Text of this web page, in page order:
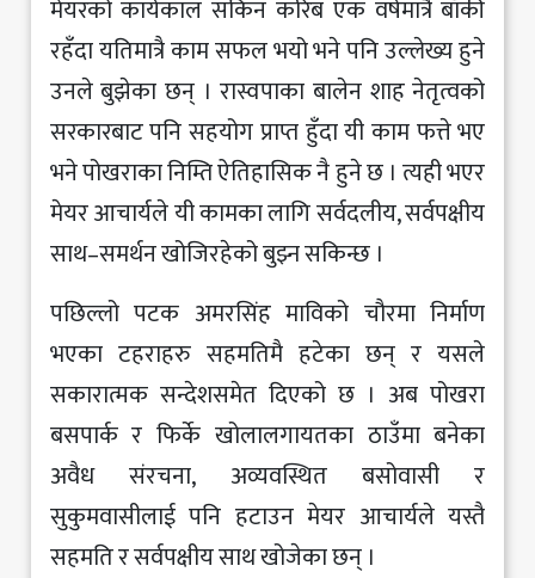
मेयरको कार्यकाल सकिन करिब एक वर्षमात्रै बाँकी
रहँदा यतिमात्रै काम सफल भयो भने पनि उल्लेख्य हुने
उनले बुझेका छन् । रास्वपाका बालेन शाह नेतृत्वको
सरकारबाट पनि सहयोग प्राप्त हुँदा यी काम फत्ते भए
भने पोखराका निम्ति ऐतिहासिक नै हुने छ । त्यही भएर
मेयर आचार्यले यी कामका लागि सर्वदलीय, सर्वपक्षीय
साथ–समर्थन खोजिरहेको बुझ्न सकिन्छ ।
पछिल्लो पटक अमरसिंह माविको चौरमा निर्माण
भएका टहराहरु सहमतिमै हटेका छन् र यसले
सकारात्मक सन्देशसमेत दिएको छ । अब पोखरा
बसपार्क र फिर्के खोलालगायतका ठाउँमा बनेका
अवैध संरचना, अव्यवस्थित बसोवासी र
सुकुमवासीलाई पनि हटाउन मेयर आचार्यले यस्तै
सहमति र सर्वपक्षीय साथ खोजेका छन् ।